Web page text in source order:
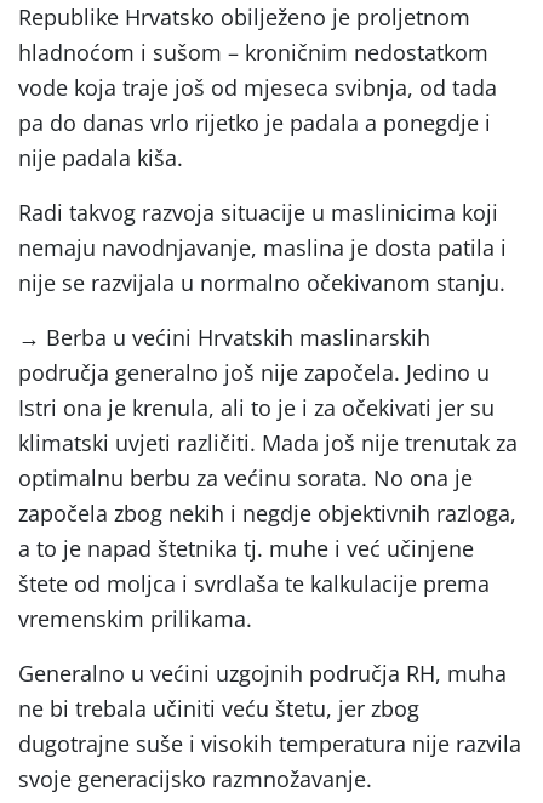
Republike Hrvatsko obilježeno je proljetnom
hladnoćom i sušom – kroničnim nedostatkom
vode koja traje još od mjeseca svibnja, od tada
pa do danas vrlo rijetko je padala a ponegdje i
nije padala kiša.
Radi takvog razvoja situacije u maslinicima koji
nemaju navodnjavanje, maslina je dosta patila i
nije se razvijala u normalno očekivanom stanju.
→ Berba u većini Hrvatskih maslinarskih
područja generalno još nije započela. Jedino u
Istri ona je krenula, ali to je i za očekivati jer su
klimatski uvjeti različiti. Mada još nije trenutak za
optimalnu berbu za većinu sorata. No ona je
započela zbog nekih i negdje objektivnih razloga,
a to je napad štetnika tj. muhe i već učinjene
štete od moljca i svrdlaša te kalkulacije prema
vremenskim prilikama.
Generalno u većini uzgojnih područja RH, muha
ne bi trebala učiniti veću štetu, jer zbog
dugotrajne suše i visokih temperatura nije razvila
svoje generacijsko razmnožavanje.